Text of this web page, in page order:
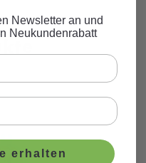
Newsletter an und
Neukundenrabatt
erhalten